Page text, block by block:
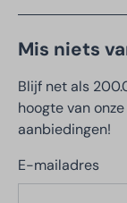
Mis niets
Blijf net als
hoogte van
aanbiedingen!
E-mailadres